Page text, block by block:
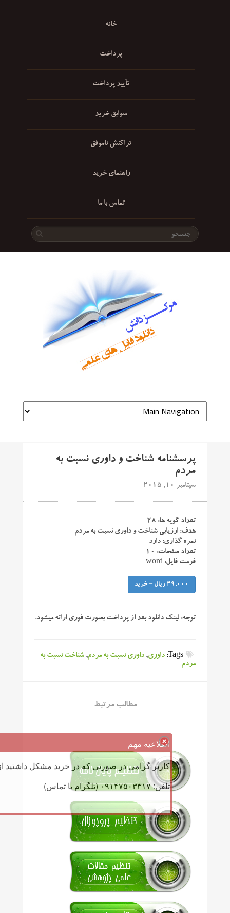
خانه
پرداخت
تأیید پرداخت
سوابق خرید
تراکنش ناموفق
راهنمای خرید
تماس با ما
پرسشنامه شناخت و داوری نسبت به
مردم
سپتامبر 10, 2015
تعداد گویه ها: ۲۸
هدف: ارزیابی شناخت و داوری نسبت به مردم
نمره گذاری: دارد
تعداد صفحات: ۱۰
فرمت فایل: word
49,000 ریال – خرید
توجه: لینک دانلود بعد از پرداخت بصورت فوری ارائه میشود.
Tags: داوری,داوری نسبت به مردم,شناخت نسبت به
مردم
مطالب مرتبط
اطلاعیه مهم
کاربر گرامی در صورتی که در خرید مشکل داشتید
تلفن: ۰۹۱۴۷۵۰۳۳۱۷ (تلگرام یا تماس)